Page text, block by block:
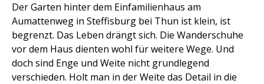
Der Garten hinter dem Einfamilienhaus am
Aumattenweg in Steffisburg bei Thun ist klein, ist
begrenzt. Das Leben drängt sich. Die Wanderschuhe
vor dem Haus dienten wohl für weitere Wege. Und
doch sind Enge und Weite nicht grundlegend
verschieden. Holt man in der Weite das Detail in die